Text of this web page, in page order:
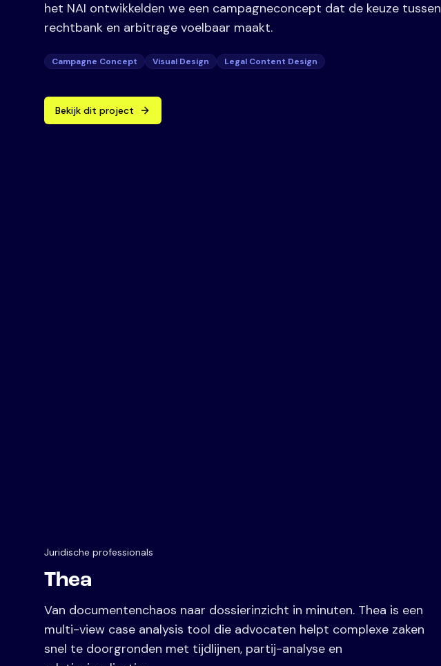
het NAI ontwikkelden we een campagneconcept dat de keuze tussen
rechtbank en arbitrage voelbaar maakt.
Campagne Concept Visual Design Legal Content Design
Bekijk dit project
Juridische professionals
Thea
Van documentenchaos naar dossierinzicht in minuten. Thea is een
multi-view case analysis tool die advocaten helpt complexe zaken
snel te doorgronden met tijdlijnen, partij-analyse en